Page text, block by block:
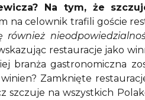
Na tym, że
na celownik trafili goście
restauracje jako
branża gastronomiczna
Zamknięte
szczuje na wszystkich